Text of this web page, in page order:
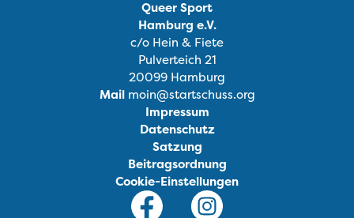
Queer Sport
Hamburg e.V.
c/o Hein & Fiete
Pulverteich 21
20099 Hamburg
Mailmoin@startschuss.org
Impressum
Datenschutz
Satzung
Beitragsordnung
Cookie-Einstellungen